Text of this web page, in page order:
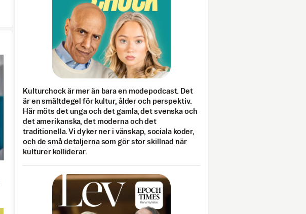
Kulturchock är mer än bara en modepodcast. Det
är en smältdegel för kultur, ålder och perspektiv.
Här möts det unga och det gamla, det svenska och
det amerikanska, det moderna och det
traditionella. Vi dyker ner i vänskap, sociala koder,
och de små detaljerna som gör stor skillnad när
kulturer kolliderar.